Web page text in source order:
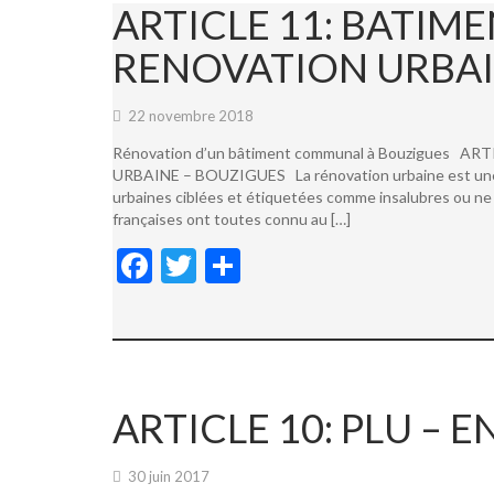
ARTICLE 11:
RENOVATION
22 novembre 2018
Rénovation d’un bâtiment communal à Bouzigues
URBAINE – BOUZIGUES La rénovation urbaine est
urbaines ciblées et étiquetées comme insalubres ou
françaises ont toutes connu au […]
F
e
o
o
k
T
itt ta
er
ARTICLE 10: PLU –
30 juin 2017